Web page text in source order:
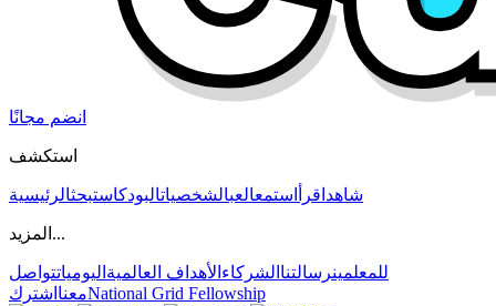
انضم مجانًا
استكشف
شاهد اقرأ استمعالعبالشخصياتالبودكاستبحثالرئيسية
المزيد...
للمعلمينرسالتنا الشركاء الأهداف العالمية اليومياتتواصل
معنا اشترك National Grid Fellowship